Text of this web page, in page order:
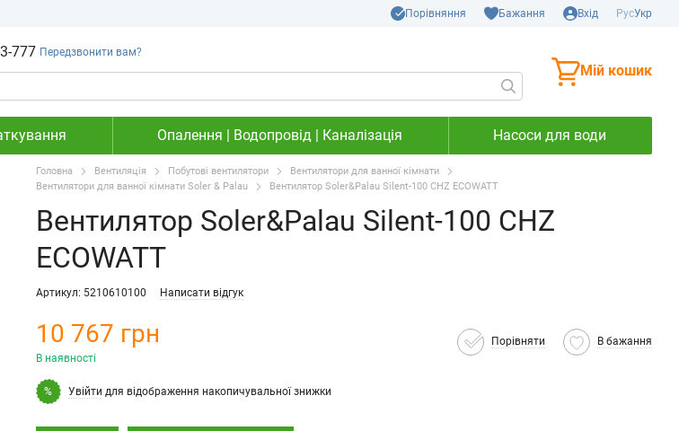
Порівняння Бажання Вхід РусУкр
777 Передзвонити вам?
Мій кошик
Опалення | Водопровід | Каналізація Насоси для води
Головна Вентиляція Побутові вентилятори
Вентилятори для ванної кімнати
Вентилятори для ванної кімнати Soler & Palau
Вентилятор Soler&Palau Silent-100 CHZ ECOWATT
Вентилятор Soler&Palau Silent-100 CHZ
ECOWATT
Артикул: 5210610100 Написати відгук
10 767 грн
В наявності
Порівняти В бажання
% Увійти для відображення накопичувальної знижки